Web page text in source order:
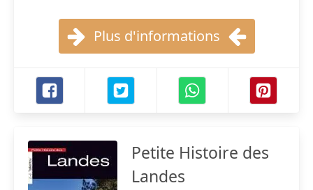
Plus d'informations
Petite Histoire des
Landes